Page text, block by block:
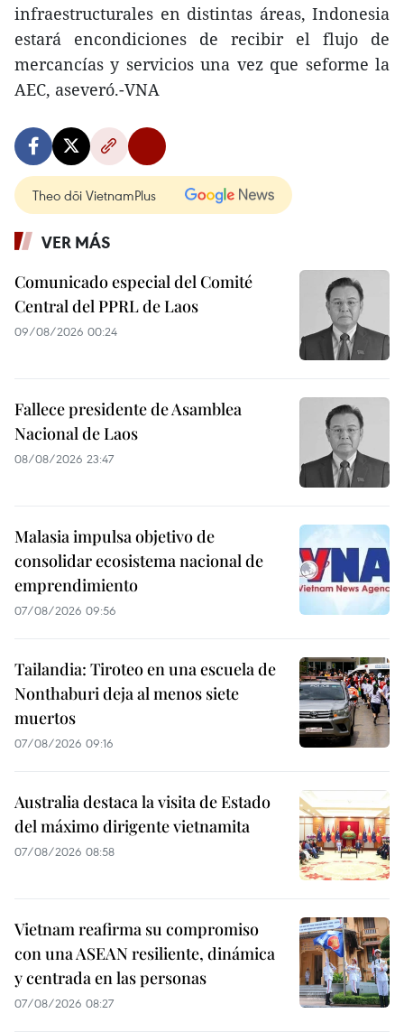
infraestructurales en distintas áreas, Indonesia
estará encondiciones de recibir el flujo de
mercancías y servicios una vez que seforme la
AEC, aseveró.-VNA
Theo dõi VietnamPlus
VER MÁS
Comunicado especial del Comité
Central del PPRL de Laos
09/08/2026 00:24
Fallece presidente de Asamblea
Nacional de Laos
08/08/2026 23:47
Malasia impulsa objetivo de
consolidar ecosistema nacional de
emprendimiento
07/08/2026 09:56
Tailandia: Tiroteo en una escuela de
Nonthaburi deja al menos siete
muertos
07/08/2026 09:16
Australia destaca la visita de Estado
del máximo dirigente vietnamita
07/08/2026 08:58
Vietnam reafirma su compromiso
con una ASEAN resiliente, dinámica
y centrada en las personas
07/08/2026 08:27